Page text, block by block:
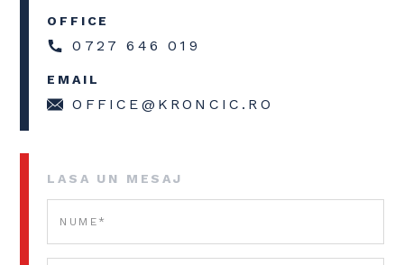
OFFICE
0727 646 019
EMAIL
OFFICE@KRONCIC.RO
LASA UN MESAJ